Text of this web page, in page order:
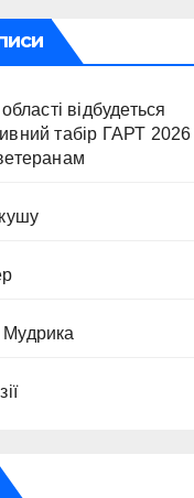
відбудеться
табір ГАРТ 2026